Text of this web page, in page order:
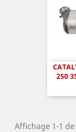
250
Affichage 1-1